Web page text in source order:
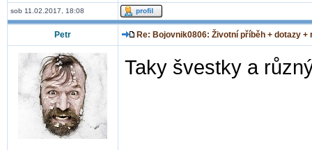
sob 11.02.2017, 18:08
Petr Re: Bojovnik0806: Životní příběh + dotazy
Taky švestky a